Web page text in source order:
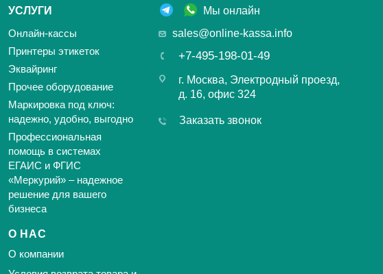
УСЛУГИ
Онлайн-кассы
Принтеры этикеток
Эквайринг
Прочее оборудование
Маркировка под ключ:
надежно, удобно, выгодно
Профессиональная
помощь в системах
ЕГАИС и ФГИС
«Меркурий» – надежное
решение для вашего
бизнеса
О НАС
О компании
Мы онлайн
sales@online-kassa.info
+7-495-198-01-49
г. Москва, Электродный проезд,
д. 16, офис 324
Заказать звонок